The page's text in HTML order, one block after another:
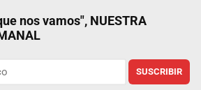
nos vamos", NUESTRA
SUSCRIBIR